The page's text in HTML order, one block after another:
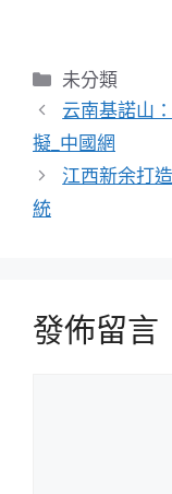
分
類
未分類
云南基諾山
擬_中國網
江西新余打
統
發佈留言